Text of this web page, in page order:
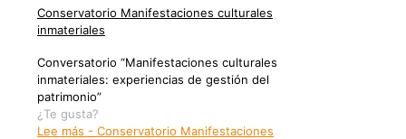
Conservatorio Manifestaciones culturales
inmateriales
Conversatorio “Manifestaciones culturales
inmateriales: experiencias de gestión del
patrimonio”
¿Te gusta?
Lee más - Conservatorio Manifestaciones